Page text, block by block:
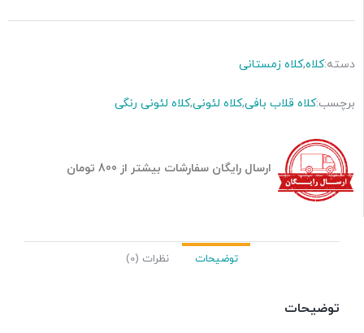
دسته:کلاه,کلاه زمستانی
برچسب:کلاه قلاب بافی,کلاه لئونی,کلاه لئونی رنگی
ارسال رایگان سفارشات بیشتر از 800 تومان
توضیحات نظرات (0)
توضیحات